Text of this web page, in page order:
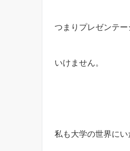
つまりプレゼンテ
いけません。
私も大学の世界にい